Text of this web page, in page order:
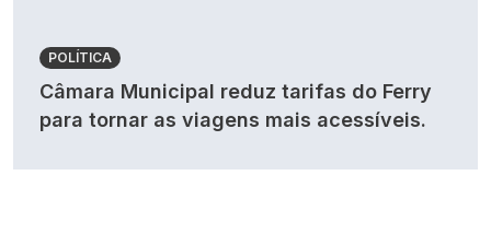
POLÍTICA
Câmara Municipal reduz tarifas do Ferry
para tornar as viagens mais acessíveis.